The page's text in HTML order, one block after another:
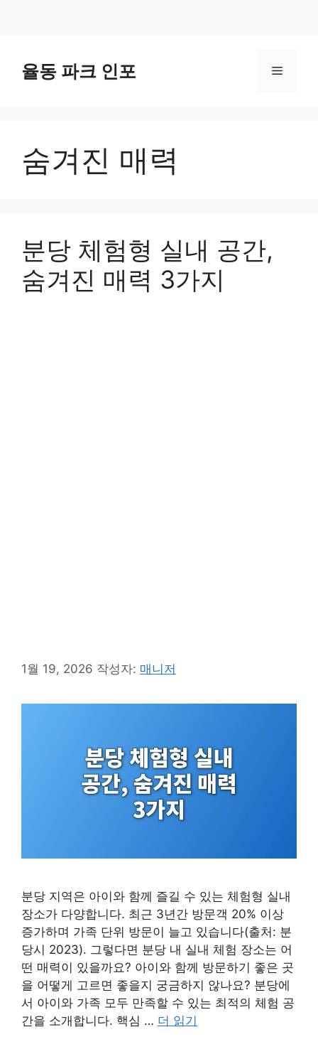
율동 파크 인포 메
숨겨진 매력
분당 체험형 실내 공간,
숨겨진 매력 3가지
1월 19, 2026 작성자: 매니저
분당 지역은 아이와 함께 즐길 수 있는 체험형 실내
장소가 다양합니다. 최근 3년간 방문객 20% 이상
증가하며 가족 단위 방문이 늘고 있습니다(출처: 분
당시 2023). 그렇다면 분당 내 실내 체험 장소는 어
떤 매력이 있을까요? 아이와 함께 방문하기 좋은 곳
을 어떻게 고르면 좋을지 궁금하지 않나요? 분당에
서 아이와 가족 모두 만족할 수 있는 최적의 체험 공
간을 소개합니다. 핵심 … 더 읽기